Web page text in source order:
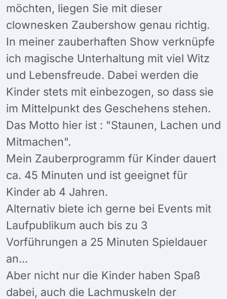
möchten, liegen Sie mit dieser
clownesken Zaubershow genau richtig.
In meiner zauberhaften Show verknüpfe
ich magische Unterhaltung mit viel Witz
und Lebensfreude. Dabei werden die
Kinder stets mit einbezogen, so dass sie
im Mittelpunkt des Geschehens stehen.
Das Motto hier ist : "Staunen, Lachen und
Mitmachen".
Mein Zauberprogramm für Kinder dauert
ca. 45 Minuten und ist geeignet für
Kinder ab 4 Jahren.
Alternativ biete ich gerne bei Events mit
Laufpublikum auch bis zu 3
Vorführungen a 25 Minuten Spieldauer
an...
Aber nicht nur die Kinder haben Spaß
dabei, auch die Lachmuskeln der